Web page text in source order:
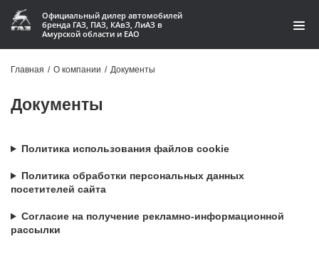
Официальный дилер автомобилей
бренда ГАЗ, ПАЗ, КАвЗ, ЛиАЗ в
Амурской области и ЕАО
Акции
О компании
Главная / О компании / Документы
Документы
Политика использования файлов cookie
Политика обработки персональных данных
посетителей сайта
Согласие на получение рекламно-информационной
рассылки